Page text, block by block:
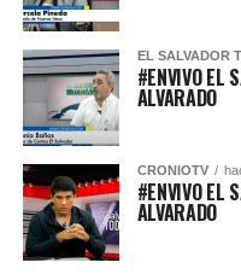
EL SALVADOR
#ENVIVO EL
ALVARADO
CRONIOTV
#ENVIVO EL
ALVARADO